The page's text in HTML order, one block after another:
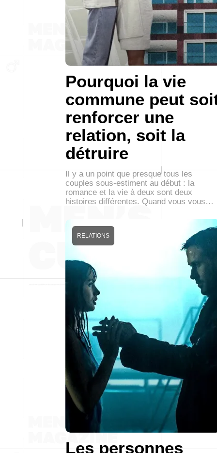
Pourquoi la vie
commune peut
renforcer une
relation, soit la
détruire
Il y a un point que presque tous les
couples sous-estiment au début : la
romance et la vie à deux sont deux
histoires différentes. Quand vous vous…
Les personnes
RELATIONS